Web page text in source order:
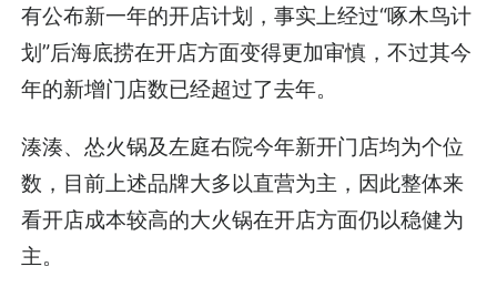
有公布新一年的开店计划，事实上经过“啄木鸟计
划”后海底捞在开店方面变得更加审慎，不过其今
年的新增门店数已经超过了去年。
湊湊、怂火锅及左庭右院今年新开门店均为个位
数，目前上述品牌大多以直营为主，因此整体来
看开店成本较高的大火锅在开店方面仍以稳健为
主。